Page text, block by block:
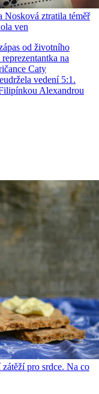
Nosková ztratila téměř
ven
od životního
na
Caty
vedení 5:1.
Alexandrou
pro srdce. Na co